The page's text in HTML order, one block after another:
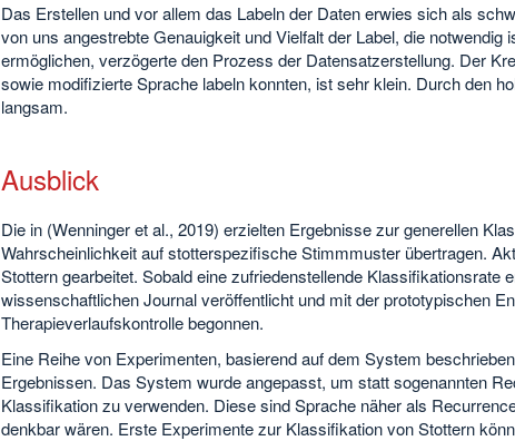
Das Erstellen und vor allem das Labeln der Daten erwies sich als
von uns angestrebte Genauigkeit und Vielfalt der Label, die
ermöglichen, verzögerte den Prozess der Datensatzerstellung. Der
sowie modifizierte Sprache labeln konnten, ist sehr klein. Durch den
langsam.
Ausblick
Die in (Wenninger et al., 2019) erzielten Ergebnisse zur generellen
Wahrscheinlichkeit auf stotterspezifische Stimmmuster übertragen.
Stottern gearbeitet. Sobald eine zufriedenstellende Klassifikationsrate
wissenschaftlichen Journal veröffentlicht und mit der prototypischen
Therapieverlaufskontrolle begonnen.
Eine Reihe von Experimenten, basierend auf dem System
Ergebnissen. Das System wurde angepasst, um statt sogenannten
Klassifikation zu verwenden. Diese sind Sprache näher als
denkbar wären. Erste Experimente zur Klassifikation von Stottern